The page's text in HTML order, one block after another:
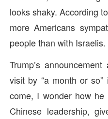
looks shaky. According
more Americans
people than with Israelis.
Trump’s
visit by “a month or
come, I wonder how
Chinese leadership,